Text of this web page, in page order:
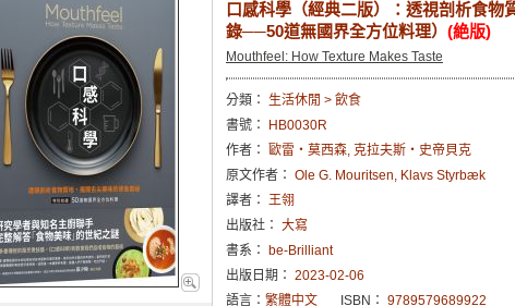
口感科學（經典二版）：透視剖析食物
錄──50道無國界全方位料理） (絶版)
Mouthfeel: How Texture Makes Taste
分類： 生活休閒 > 飲食
書號：
HB0030R
作者： 歐雷・莫西森, 克拉夫斯・史帝貝克
原文作者： Ole G. Mouritsen, Klavs Styrbæk
譯者： 王翎
出版社： 大寫
書系： be-Brilliant
出版日期： 2023-02-06
語言： 繁體中文 ISBN： 9789579689922